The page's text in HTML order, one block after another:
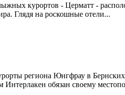
курортов - Церматт -
Глядя на роскошные отели...
региона Юнгфрау в
обязан своему